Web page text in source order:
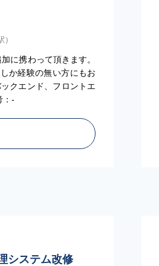
に携わって頂きます。
か経験の無い方にもお
クエンド、フロントエ
：-
システム改修